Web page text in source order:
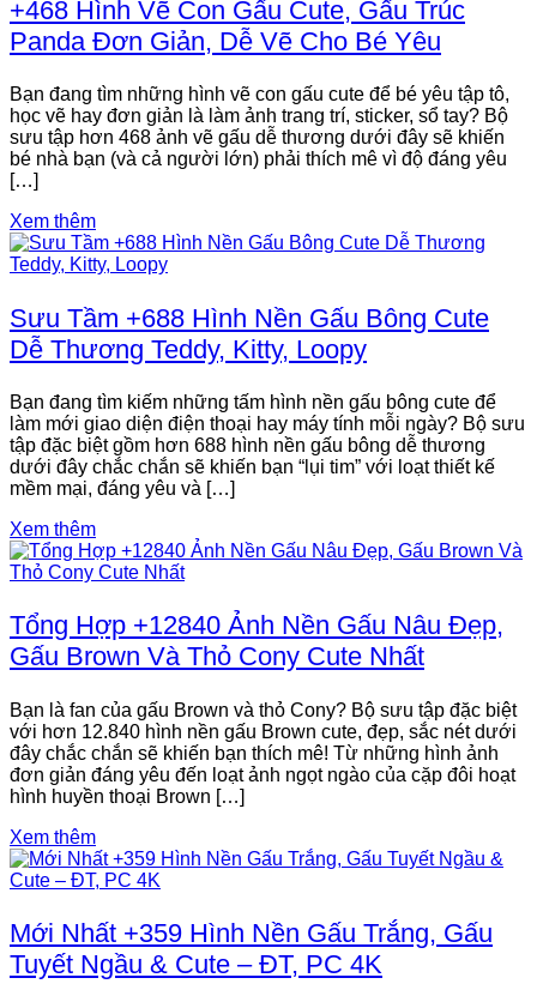
+468 Hình Vẽ Con Gấu Cute, Gấu Trúc
Panda Đơn Giản, Dễ Vẽ Cho Bé Yêu
Bạn đang tìm những hình vẽ con gấu cute để bé yêu tập tô,
học vẽ hay đơn giản là làm ảnh trang trí, sticker, sổ tay? Bộ
sưu tập hơn 468 ảnh vẽ gấu dễ thương dưới đây sẽ khiến
bé nhà bạn (và cả người lớn) phải thích mê vì độ đáng yêu
[…]
Xem thêm
Sưu Tầm +688 Hình Nền Gấu Bông Cute
Dễ Thương Teddy, Kitty, Loopy
Bạn đang tìm kiếm những tấm hình nền gấu bông cute để
làm mới giao diện điện thoại hay máy tính mỗi ngày? Bộ sưu
tập đặc biệt gồm hơn 688 hình nền gấu bông dễ thương
dưới đây chắc chắn sẽ khiến bạn “lụi tim” với loạt thiết kế
mềm mại, đáng yêu và […]
Xem thêm
Tổng Hợp +12840 Ảnh Nền Gấu Nâu Đẹp,
Gấu Brown Và Thỏ Cony Cute Nhất
Bạn là fan của gấu Brown và thỏ Cony? Bộ sưu tập đặc biệt
với hơn 12.840 hình nền gấu Brown cute, đẹp, sắc nét dưới
đây chắc chắn sẽ khiến bạn thích mê! Từ những hình ảnh
đơn giản đáng yêu đến loạt ảnh ngọt ngào của cặp đôi hoạt
hình huyền thoại Brown […]
Xem thêm
Mới Nhất +359 Hình Nền Gấu Trắng, Gấu
Tuyết Ngầu & Cute – ĐT, PC 4K